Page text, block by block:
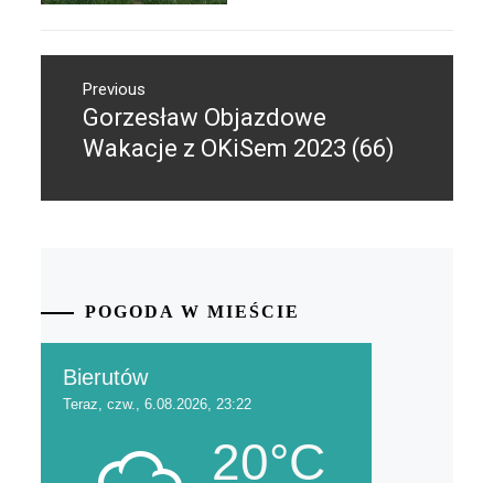
wpisuPrevious
Previous
post:
Gorzesław Objazdowe
Wakacje z OKiSem 2023 (66)
POGODA W MIEŚCIE